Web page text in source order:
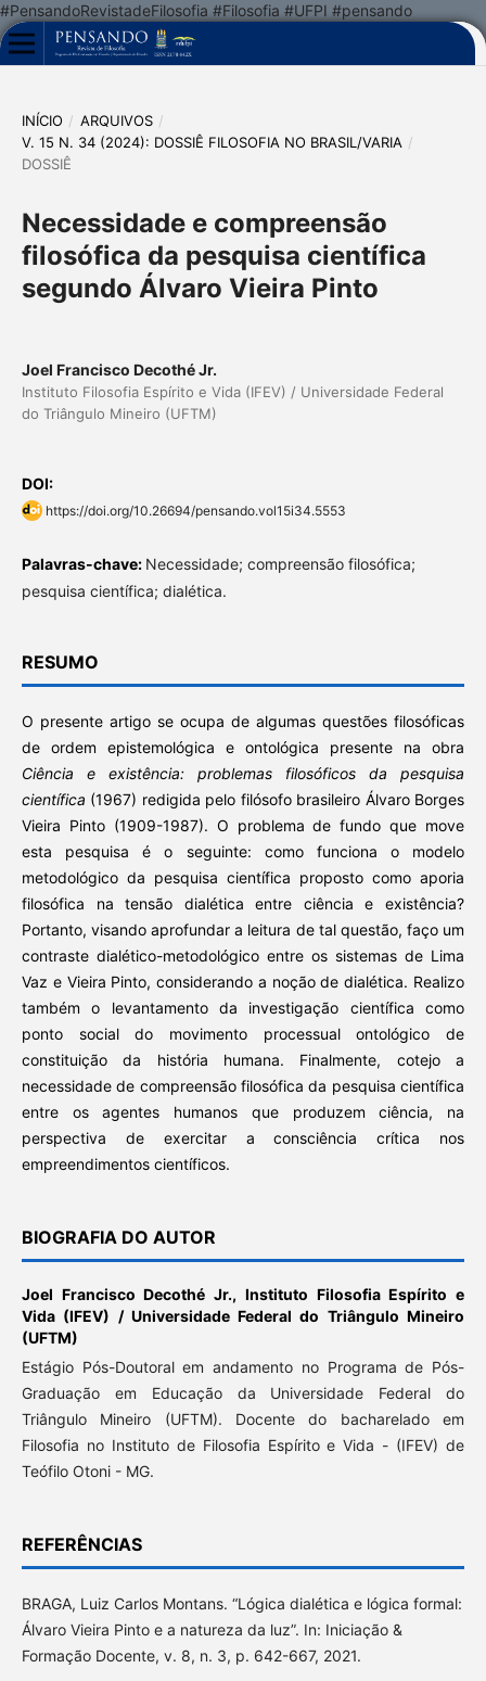
#PensandoRevistadeFilosofia #Filosofia #UFPI #pensando
INÍCIO / ARQUIVOS /
V. 15 N. 34 (2024): DOSSIÊ FILOSOFIA NO BRASIL/VARIA /
DOSSIÊ
Necessidade e compreensão
filosófica da pesquisa científica
segundo Álvaro Vieira Pinto
Joel Francisco Decothé Jr.
Instituto Filosofia Espírito e Vida (IFEV) / Universidade Federal
do Triângulo Mineiro (UFTM)
DOI:
https://doi.org/10.26694/pensando.vol15i34.5553
Palavras-chave: Necessidade; compreensão filosófica;
pesquisa científica; dialética.
RESUMO
O presente artigo se ocupa de algumas questões filosóficas
de ordem epistemológica e ontológica presente na obra
Ciência e existência: problemas filosóficos da pesquisa
científica (1967) redigida pelo filósofo brasileiro Álvaro Borges
Vieira Pinto (1909-1987). O problema de fundo que move
esta pesquisa é o seguinte: como funciona o modelo
metodológico da pesquisa científica proposto como aporia
filosófica na tensão dialética entre ciência e existência?
Portanto, visando aprofundar a leitura de tal questão, faço um
contraste dialético-metodológico entre os sistemas de Lima
Vaz e Vieira Pinto, considerando a noção de dialética. Realizo
também o levantamento da investigação científica como
ponto social do movimento processual ontológico de
constituição da história humana. Finalmente, cotejo a
necessidade de compreensão filosófica da pesquisa científica
entre os agentes humanos que produzem ciência, na
perspectiva de exercitar a consciência crítica nos
empreendimentos científicos.
BIOGRAFIA DO AUTOR
Joel Francisco Decothé Jr., Instituto Filosofia Espírito e
Vida (IFEV) / Universidade Federal do Triângulo Mineiro
(UFTM)
Estágio Pós-Doutoral em andamento no Programa de Pós-
Graduação em Educação da Universidade Federal do
Triângulo Mineiro (UFTM). Docente do bacharelado em
Filosofia no Instituto de Filosofia Espírito e Vida - (IFEV) de
Teófilo Otoni - MG.
REFERÊNCIAS
BRAGA, Luiz Carlos Montans. “Lógica dialética e lógica formal:
Álvaro Vieira Pinto e a natureza da luz”. In: Iniciação &
Formação Docente, v. 8, n. 3, p. 642-667, 2021.